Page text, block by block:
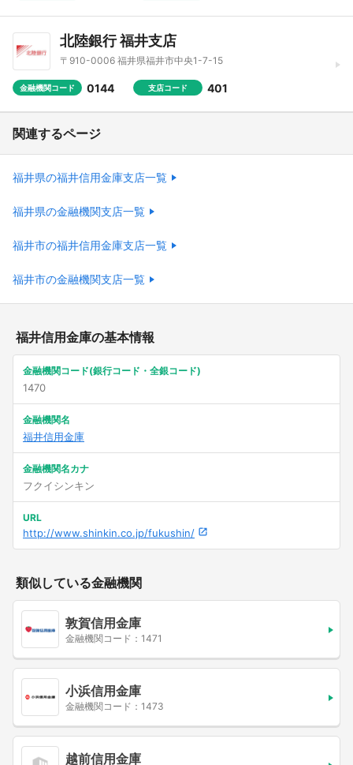
北陸銀行 福井支店
〒910-0006 福井県福井市中央1-7-15
金融機関コード 0144 支店コード 401
関連するページ
福井県の福井信用金庫支店一覧
福井県の金融機関支店一覧
福井市の福井信用金庫支店一覧
福井市の金融機関支店一覧
福井信用金庫の基本情報
金融機関コード(銀行コード・全銀コード)
1470
金融機関名
福井信用金庫
金融機関名カナ
フクイシンキン
URL
http://www.shinkin.co.jp/fukushin/
類似している金融機関
敦賀信用金庫
金融機関コード：1471
小浜信用金庫
金融機関コード：1473
越前信用金庫